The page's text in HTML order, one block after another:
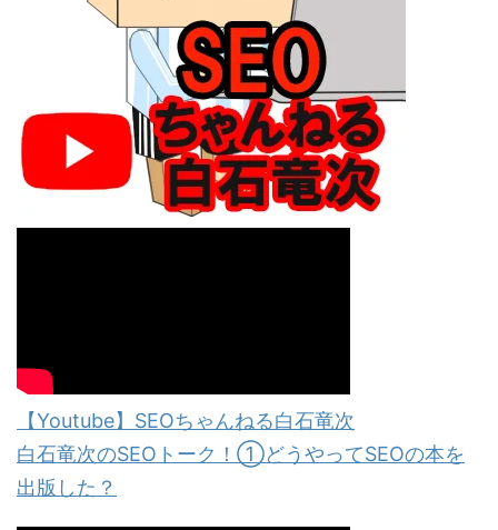
【Youtube】SEOちゃんねる白石竜次
白石竜次のSEOトーク！①どうやってSEOの本を
出版した？